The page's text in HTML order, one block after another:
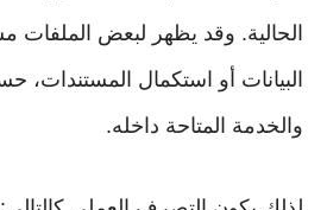
الحالية. وقد يظهر لبعض
البيانات أو استكمال
والخدمة المتاحة داخله.